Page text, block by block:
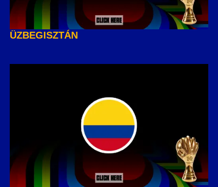
ÜZBEGISZTÁN